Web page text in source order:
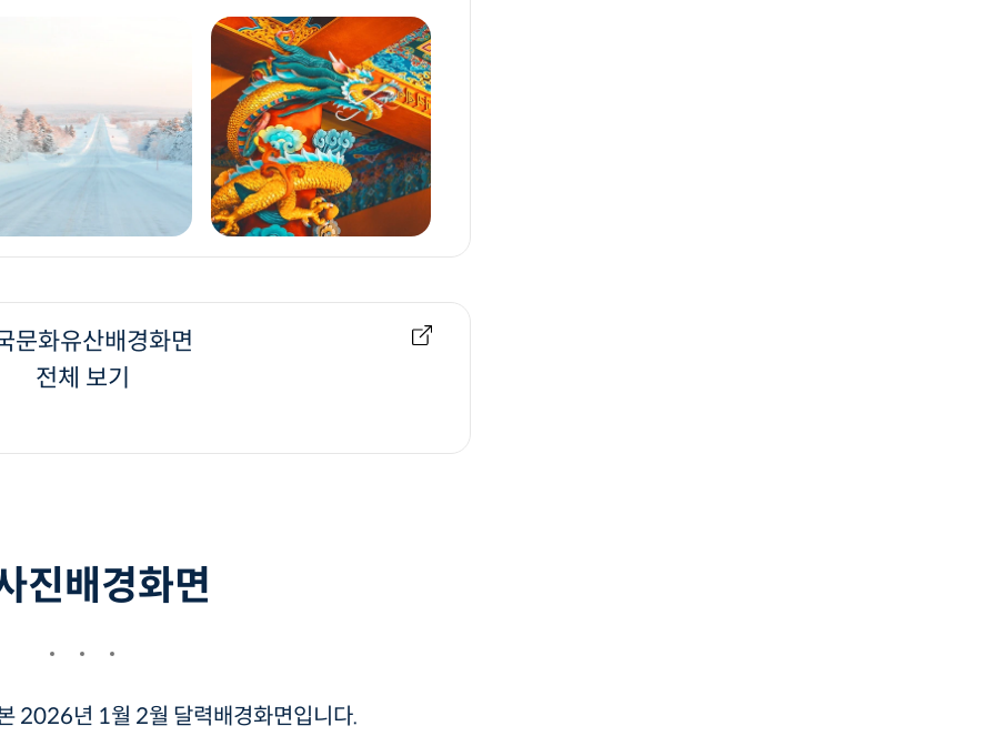
문화유산배경화면
전체 보기
진배경화면
2026년 1월 2월 달력배경화면입니다.